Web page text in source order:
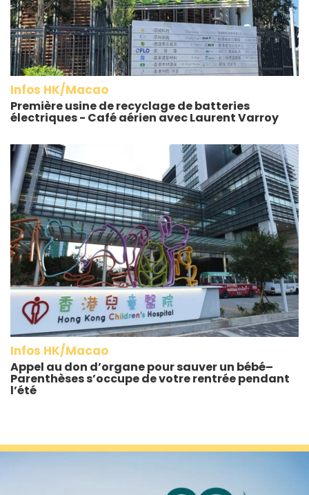
Infos HK/Macao
Première usine de recyclage de batteries
électriques - Café aérien avec Laurent Varroy
Infos HK/Macao
Appel au don d’organe pour sauver un bébé–
Parenthèses s’occupe de votre rentrée pendant
l’été